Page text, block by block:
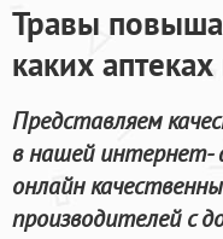
Травы
каких
Представляем
в нашей интернет-
онлайн
производителей с